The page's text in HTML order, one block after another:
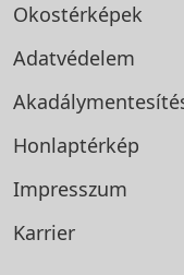
Okostérképek
Adatvédelem
Honlaptérkép
Impresszum
Karrier